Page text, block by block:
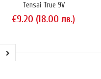
Tensai True 9V
€9.20 (18.00 лв.)